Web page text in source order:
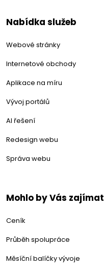
Nabídka služeb
Webové stránky
Internetové obchody
Aplikace na míru
Vývoj portálů
AI řešení
Redesign webu
Správa webu
Mohlo by Vás zajímat
Ceník
Průběh spolupráce
Měsíční balíčky vývoje